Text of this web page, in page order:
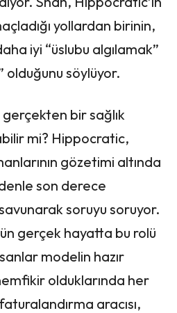
yollardan birinin,
iyi “üslubu algılamak”
olduğunu söylüyor.
bir sağlık
mi? Hippocratic,
gözetimi altında
son derece
soruyu soruyor.
gerçek hayatta bu rolü
modelin hazır
olduklarında her
aracısı,